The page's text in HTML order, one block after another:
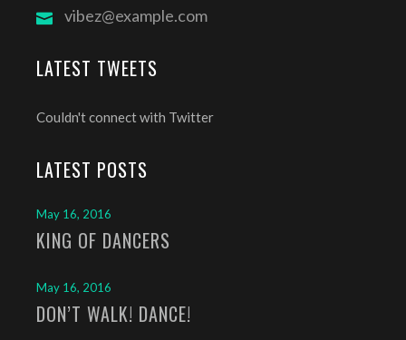
vibez@example.com
LATEST TWEETS
Couldn't connect with Twitter
LATEST POSTS
May 16, 2016
KING OF DANCERS
May 16, 2016
DON’T WALK! DANCE!